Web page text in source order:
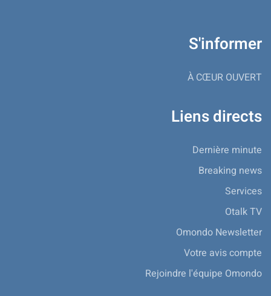
S'informer
À CŒUR OUVERT
Liens directs
Dernière minute
Breaking news
Services
Otalk TV
Omondo Newsletter
Votre avis compte
Rejoindre l'équipe Omondo